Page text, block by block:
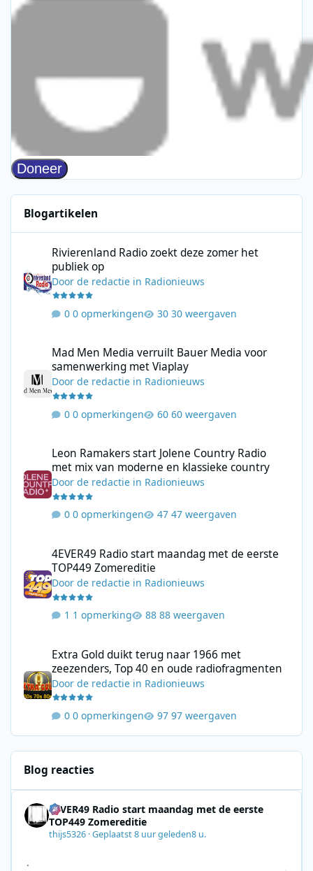
Blogartikelen
Rivierenland Radio zoekt deze zomer het
publiek op
Doorde redactie in Radionieuws
0 opmerkingen 30 weergaven
Mad Men Media verruilt Bauer Media voor
samenwerking met Viaplay
Doorde redactie in Radionieuws
0 opmerkingen 60 weergaven
Leon Ramakers start Jolene Country Radio
met mix van moderne en klassieke country
Doorde redactie in Radionieuws
0 opmerkingen 47 weergaven
4EVER49 Radio start maandag met de eerste
TOP449 Zomereditie
Doorde redactie in Radionieuws
1 opmerking 88 weergaven
Extra Gold duikt terug naar 1966 met
zeezenders, Top 40 en oude radiofragmenten
Doorde redactie in Radionieuws
0 opmerkingen 97 weergaven
Blog reacties
4EVER49 Radio start maandag met de eerste
TOP449 Zomereditie
thijs5326 ·Geplaatst8 uur geleden8 u.
.